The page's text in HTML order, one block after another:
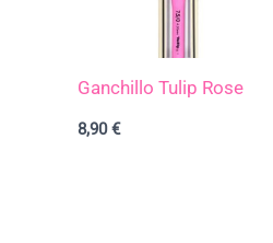
Ganchillo Tulip Rose
8,90€